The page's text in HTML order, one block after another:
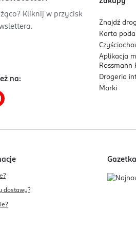
Kliknij w przycisk
na:
Znajdź
Karta
Aplikacja
Rossmann
Drogeria
Marki
dostawy?
Gazetka